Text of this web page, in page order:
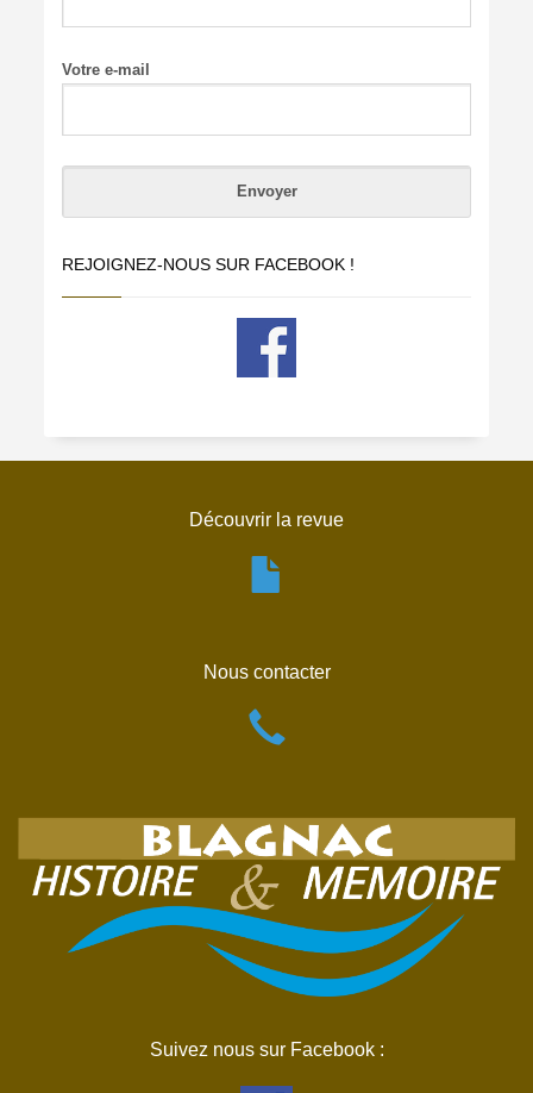
Votre e-mail
REJOIGNEZ-NOUS SUR FACEBOOK !
Découvrir la revue
Nous contacter
Suivez nous sur Facebook :